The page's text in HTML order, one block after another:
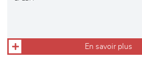
En savoir plus